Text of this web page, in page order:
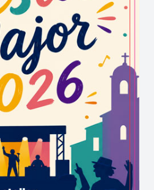
reial de Felip V per
com a mestre Claude le
el 1734, Pere Virgili es
gaditana d’una família de
amb qui té una única
La noia, el 1753 amb
casa amb el seu oncle i
seu pare, Lorenzo Roland.
fill, Josep Roland Virgili
germana té un fill, el
Virgili, que és